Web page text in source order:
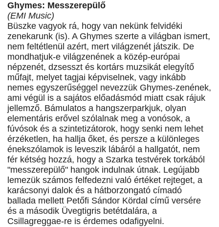
Ghymes: Messzerepülő
(EMI Music)
Büszke vagyok rá, hogy van nekünk felvidéki
zenekarunk (is). A Ghymes szerte a világban ismert,
nem feltétlenül azért, mert világzenét játszik. De
mondhatjuk-e világzenének a közép-európai
népzenét, dzsesszt és kortárs muzsikát elegyítő
műfajt, melyet tagjai képviselnek, vagy inkább
nemes egyszerűséggel nevezzük Ghymes-zenének,
ami végül is a sajátos előadásmód miatt csak rájuk
jellemző. Bámulatos a hangszerparkjuk, olyan
elementáris erővel szólalnak meg a vonósok, a
fúvósok és a szintetizátorok, hogy senki nem lehet
érzéketlen, ha hallja őket, és persze a különleges
énekszólamok is leveszik lábáról a hallgatót, nem
fér kétség hozzá, hogy a Szarka testvérek torkából
"messzerepülő" hangok indulnak útnak. Legújabb
lemezük számos felfedezni való értéket rejteget, a
karácsonyi dalok és a hátborzongató címadó
ballada mellett Petőfi Sándor Kördal című versére
és a második Üvegtigris betétdalára, a
Csillagreggae-re is érdemes odafigyelni.